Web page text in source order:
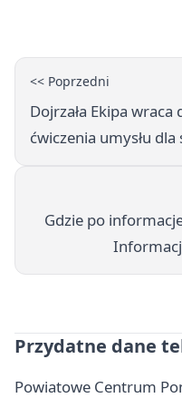
<< Poprzedni
Dojrzała Ekipa
ćwiczenia umysłu
Gdzie po
Przydatne dane
Powiatowe Centrum